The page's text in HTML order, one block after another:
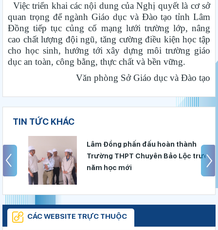
Việc triển khai các nội dung của Nghị quyết là cơ sở
quan trọng để ngành Giáo dục và Đào tạo tỉnh Lâm
Đồng tiếp tục củng cố mạng lưới trường lớp, nâng
cao chất lượng đội ngũ, tăng cường điều kiện học tập
cho học sinh, hướng tới xây dựng môi trường giáo
dục an toàn, công bằng, thực chất và bền vững.
Văn phòng Sở Giáo dục và Đào tạo
TIN TỨC KHÁC
Lâm Đồng phấn đấu hoàn thành
Trường THPT Chuyên Bảo Lộc trước
năm học mới
CÁC WEBSITE TRỰC THUỘC
Phó Chủ tịch UBND tỉnh Lâm Đồng Nguyễn Minh kiểm tra tiến
độ Dự án Trường TH&THCS Xuân Hương
chính gắn với áp dụng ISO 9001:2015
Lâm Đồng chủ động ứng phó nguy cơ thiếu nước do El Nino